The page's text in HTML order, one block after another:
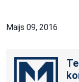
Maijs 09, 2016